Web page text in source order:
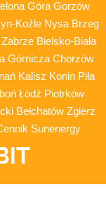
Góra Gorzów
Koźle Nysa Brzeg
Bielsko-Biała
Górnicza Chorzów
Kalisz Konin Piła
Łódź Piotrków
Bełchatów Zgierz
Sunenergy